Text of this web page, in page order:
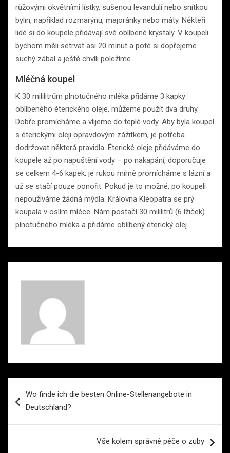
růžovými okvětními lístky, sušenou levandulí nebo snítkou
bylin, například rozmarýnu, majoránky nebo máty. Někteří
lidé si do koupele přidávají své oblíbené krystaly. V koupeli
bychom měli setrvat asi 20 minut a poté si dopřejeme
suchý zábal a ještě chvíli poležíme.
Mléčná koupel
K 30 mililitrům plnotučného mléka přidáme 3 kapky
oblíbeného éterického oleje, můžeme použít dva druhy.
Dobře promícháme a vlijeme do teplé vody. Aby byla koupel
s éterickými oleji opravdovým zážitkem, je potřeba
dodržovat některá pravidla. Éterické oleje přidáváme do
koupele až po napuštění vody – po nakapání, doporučuje
se celkem 4-6 kapek, je rukou mírně promícháme s lázní a
už se stačí pouze ponořit. Pokud je to možné, po koupeli
nepoužíváme žádná mýdla. Královna Kleopatra se prý
koupala v oslím mléce. Nám postačí 30 mililitrů (6 lžiček)
plnotučného mléka a přidáme oblíbený éterický olej.
proWo finde ich die besten Online-Stellenangebote in
Deutschland?
Vše kolem správné péče o zuby